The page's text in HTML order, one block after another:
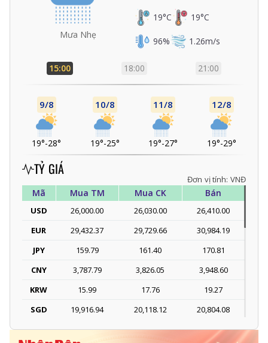
Mưa Nhẹ
19°C 19°C
96% 1.26m/s
15:00 18:00 21:00
9/8
19°-28°
10/8
19°-25°
11/8
19°-27°
12/8
19°-29°
TỶ GIÁ
Đơn vị tính: VNĐ
Mã Mua TM Mua CK Bán
USD 26,000.00 26,030.00
26,410.00
EUR
29,432.37 29,729.66
30,984.19
JPY
159.79 161.40
170.81
CNY
3,787.79 3,826.05
3,948.60
KRW
15.99 17.76
19.27
SGD
19,916.94 20,118.12
20,804.08
DKK
- 3,966.64
4,118.33